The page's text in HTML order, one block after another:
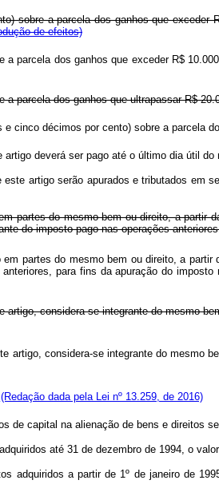
sobre a parcela dos ganhos que
de efeitos)
a parcela dos ganhos que exceder R$
a parcela dos ganhos que ultrapassar
e cinco décimos por cento) sobre a parcela
artigo deverá ser pago até o último dia útil
este artigo serão apurados e tributados em
partes do mesmo bem ou direito, a partir
do imposto pago nas
partes do mesmo bem ou direito, a partir
para fins da apuração do
artigo, considera-se integrante do
artigo, considera-se integrante do
(Redação dada pela Lei nº 13.259, de 2016)
de capital na alienação de bens e direitos
até 31 de dezembro de 1994, o
adquiridos a partir de 1º de janeiro de